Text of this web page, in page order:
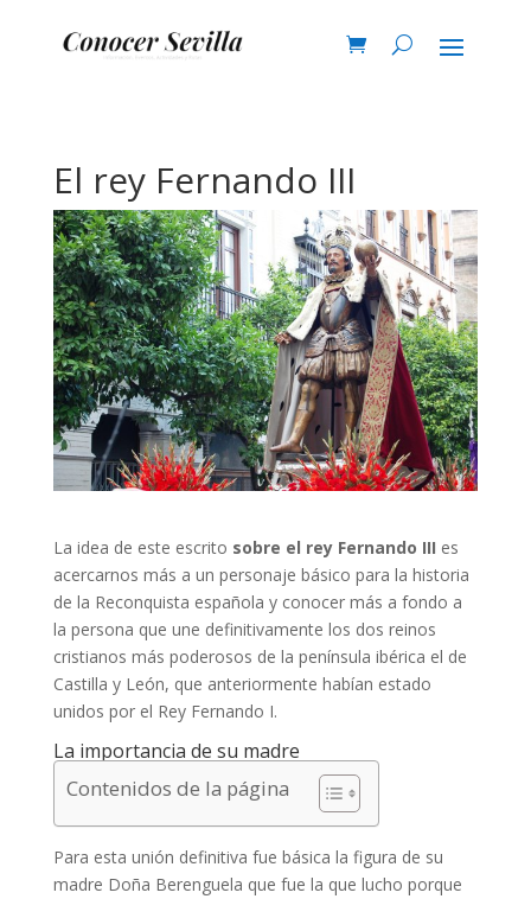
El rey Fernando III
La idea de este escrito sobre el rey Fernando III es
acercarnos más a un personaje básico para la historia
de la Reconquista española y conocer más a fondo a
la persona que une definitivamente los dos reinos
cristianos más poderosos de la península ibérica el de
Castilla y León, que anteriormente habían estado
unidos por el Rey Fernando I.
La importancia de su madre
Contenidos de la página
Para esta unión definitiva fue básica la figura de su
madre Doña Berenguela que fue la que lucho porque